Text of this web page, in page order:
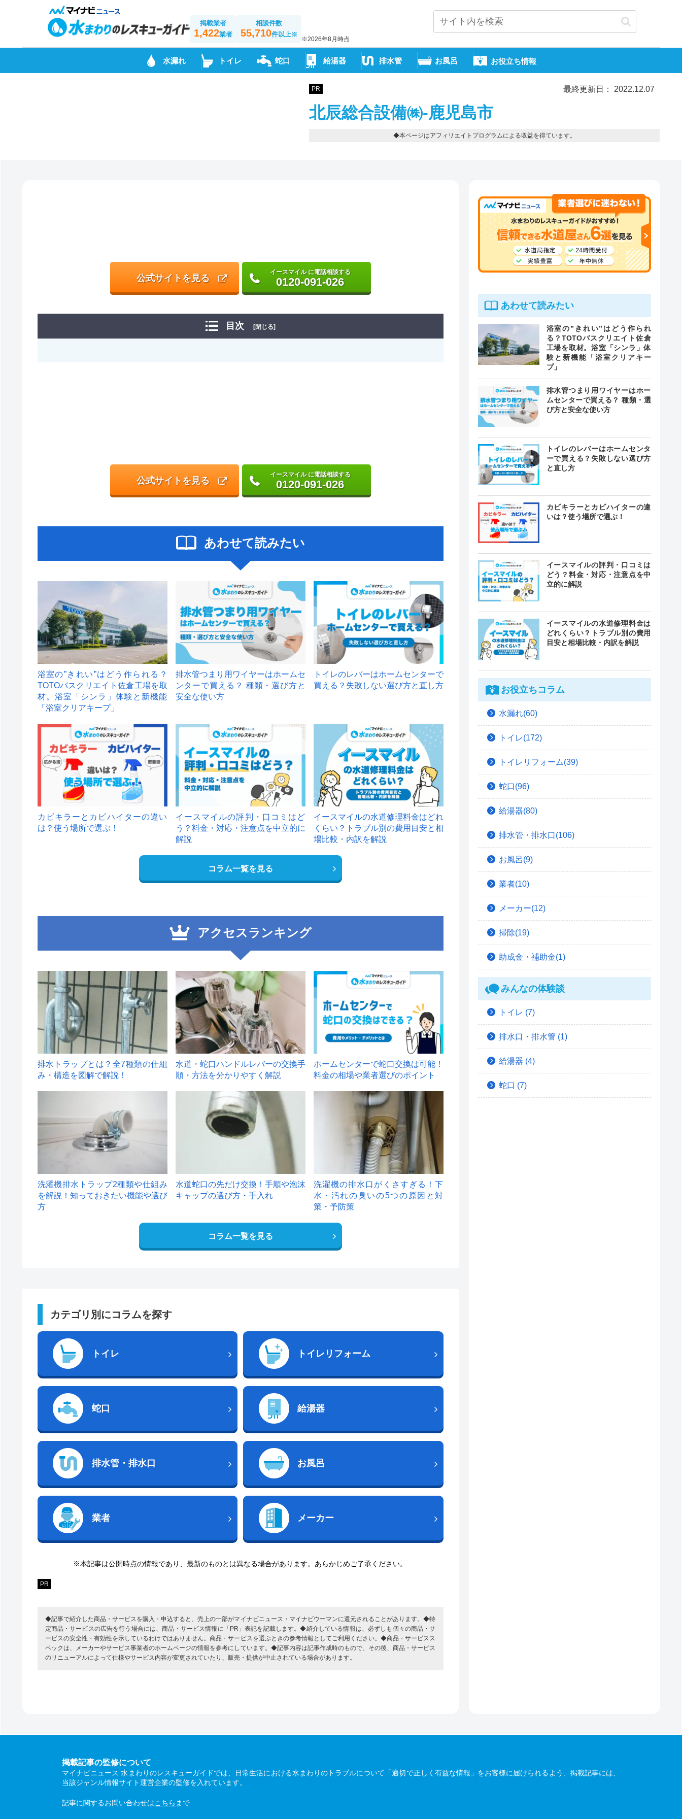
掲載業者
1,422業者
相談件数
55,710件以上※
※2026年8月時点
水漏れ トイレ 蛇口 給湯器 排水管 お風呂 お役立ち情報
PR 最終更新日： 2022.12.07
北辰総合設備㈱-鹿児島市
◆本ページはアフィリエイトプログラムによる収益を得ています。
公式サイトを見る
イースマイル に電話相談する
0120-091-026
目次 [閉じる]
公式サイトを見る
イースマイル に電話相談する
0120-091-026
あわせて読みたい
浴室の”きれい”はどう作られる？
TOTOバスクリエイト佐倉工場を取
材。浴室「シンラ」体験と新機能
「浴室クリアキープ」
排水管つまり用ワイヤーはホームセ
ンターで買える？ 種類・選び方と
安全な使い方
トイレのレバーはホームセンターで
買える？失敗しない選び方と直し方
カビキラーとカビハイターの違い
は？使う場所で選ぶ！
イースマイルの評判・口コミはど
う？料金・対応・注意点を中立的に
解説
イースマイルの水道修理料金はどれ
くらい？トラブル別の費用目安と相
場比較・内訳を解説
コラム一覧を見る
アクセスランキング
1
排水トラップとは？全7種類の仕組
み・構造を図解で解説！
2
水道・蛇口ハンドルレバーの交換手
順・方法を分かりやすく解説
ホームセンターで蛇口交換は可能！
料金の相場や業者選びのポイント
洗濯機排水トラップ2種類や仕組み
を解説！知っておきたい機能や選び
方
水道蛇口の先だけ交換！手順や泡沫
キャップの選び方・手入れ
洗濯機の排水口がくさすぎる！下
水・汚れの臭いの5つの原因と対
策・予防策
コラム一覧を見る
カテゴリ別にコラムを探す
トイレ トイレリフォーム
蛇口 給湯器
排水管・排水口 お風呂
業者 メーカー
※本記事は公開時点の情報であり、最新のものとは異なる場合があります。あらかじめご了承ください。
PR
◆記事で紹介した商品・サービスを購入・申込すると、売上の一部がマイナビニュース・マイナビウーマンに還元されることがあります。◆特
定商品・サービスの広告を行う場合には、商品・サービス情報に「PR」表記を記載します。◆紹介している情報は、必ずしも個々の商品・サ
ービスの安全性・有効性を示しているわけではありません。商品・サービスを選ぶときの参考情報としてご利用ください。◆商品・サービスス
ペックは、メーカーやサービス事業者のホームページの情報を参考にしています。◆記事内容は記事作成時のもので、その後、商品・サービス
のリニューアルによって仕様やサービス内容が変更されていたり、販売・提供が中止されている場合があります。
あわせて読みたい
浴室の”きれい”はどう作られ
る？TOTOバスクリエイト佐倉
工場を取材。浴室「シンラ」体
験と新機能「浴室クリアキー
プ」
排水管つまり用ワイヤーはホー
ムセンターで買える？ 種類・選
び方と安全な使い方
トイレのレバーはホームセンタ
ーで買える？失敗しない選び方
と直し方
カビキラーとカビハイターの違
いは？使う場所で選ぶ！
イースマイルの評判・口コミは
どう？料金・対応・注意点を中
立的に解説
イースマイルの水道修理料金は
どれくらい？トラブル別の費用
目安と相場比較・内訳を解説
お役立ちコラム
水漏れ(60)
トイレ(172)
トイレリフォーム(39)
蛇口(96)
給湯器(80)
排水管・排水口(106)
お風呂(9)
業者(10)
メーカー(12)
掃除(19)
助成金・補助金(1)
みんなの体験談
トイレ (7)
排水口・排水管 (1)
給湯器 (4)
蛇口 (7)
掲載記事の監修について
マイナビニュース 水まわりのレスキューガイドでは、日常生活における水まわりのトラブルについて「適切で正しく有益な情報」をお客様に届けられるよう、掲載記事には、
当該ジャンル情報サイト運営企業の監修を入れています。
記事に関するお問い合わせはこちら まで